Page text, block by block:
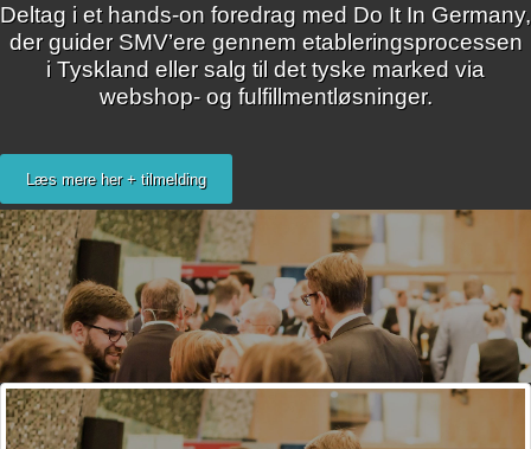
Events
Medlemmer & tilbud
Bliv medlem
Deltag i et hands-on foredrag med Do It In Germany,
der guider SMV’ere gennem etableringsprocessen
i Tyskland eller salg til det tyske marked via
webshop- og fulfillmentløsninger.
Læs mere her + tilmelding